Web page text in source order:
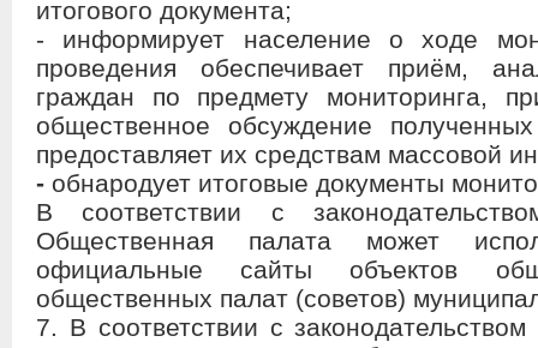
итогового документа;
- информирует население о ходе
проведения обеспечивает приём,
граждан по предмету мониторинга,
общественное обсуждение
предоставляет их средствам массовой
- обнародует итоговые документы
В соответствии с
Общественная палата может
официальные сайты объектов
общественных палат (советов)
7. В соответствии с